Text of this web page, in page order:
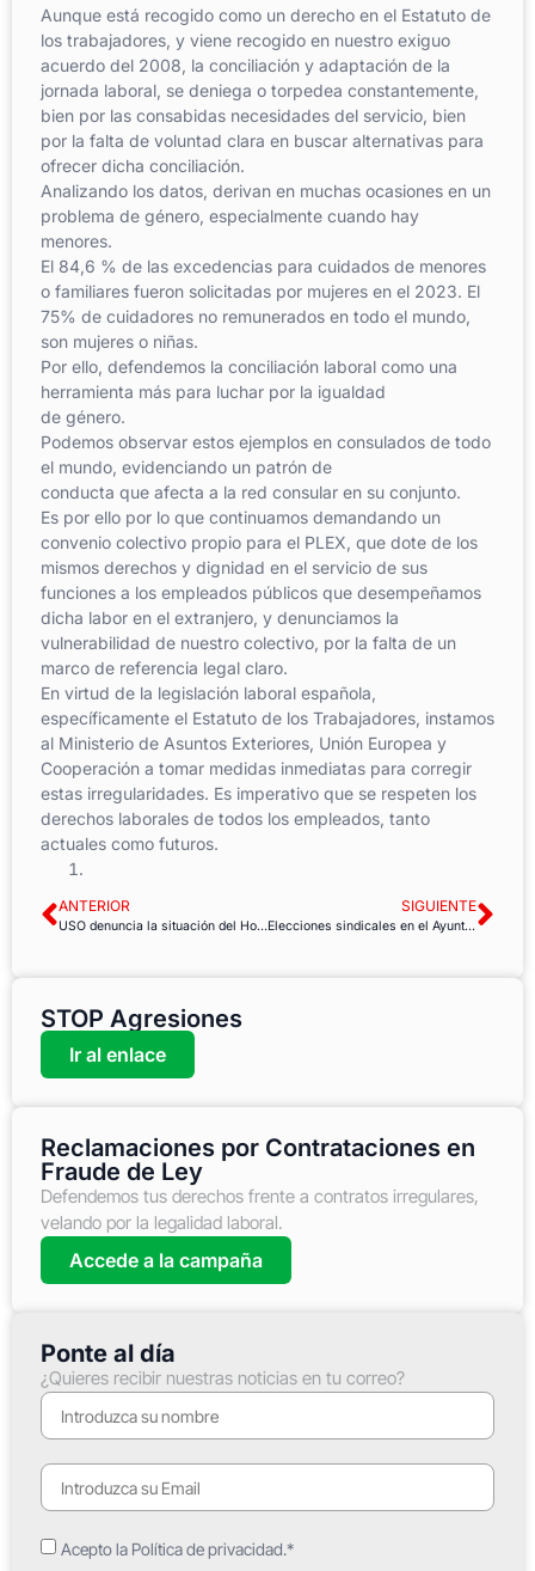
Aunque está recogido como un derecho en el Estatuto de
los trabajadores, y viene recogido en nuestro exiguo
acuerdo del 2008, la conciliación y adaptación de la
jornada laboral, se deniega o torpedea constantemente,
bien por las consabidas necesidades del servicio, bien
por la falta de voluntad clara en buscar alternativas para
ofrecer dicha conciliación.
Analizando los datos, derivan en muchas ocasiones en un
problema de género, especialmente cuando hay
menores.
El 84,6 % de las excedencias para cuidados de menores
o familiares fueron solicitadas por mujeres en el 2023. El
75% de cuidadores no remunerados en todo el mundo,
son mujeres o niñas.
Por ello, defendemos la conciliación laboral como una
herramienta más para luchar por la igualdad
de género.
Podemos observar estos ejemplos en consulados de todo
el mundo, evidenciando un patrón de
conducta que afecta a la red consular en su conjunto.
Es por ello por lo que continuamos demandando un
convenio colectivo propio para el PLEX, que dote de los
mismos derechos y dignidad en el servicio de sus
funciones a los empleados públicos que desempeñamos
dicha labor en el extranjero, y denunciamos la
vulnerabilidad de nuestro colectivo, por la falta de un
marco de referencia legal claro.
En virtud de la legislación laboral española,
específicamente el Estatuto de los Trabajadores, instamos
al Ministerio de Asuntos Exteriores, Unión Europea y
Cooperación a tomar medidas inmediatas para corregir
estas irregularidades. Es imperativo que se respeten los
derechos laborales de todos los empleados, tanto
actuales como futuros.
ANTERIOR
USO denuncia la situación del Hospital de Jove en Gijón / Xixón
SIGUIENTE
Elecciones sindicales en el Ayuntamiento de Lucena
STOP Agresiones
Ir al enlace
Reclamaciones por Contrataciones en
Fraude de Ley
Defendemos tus derechos frente a contratos irregulares,
velando por la legalidad laboral.
Accede a la campaña
Ponte al día
¿Quieres recibir nuestras noticias en tu correo?
Acepto la Política de privacidad.*